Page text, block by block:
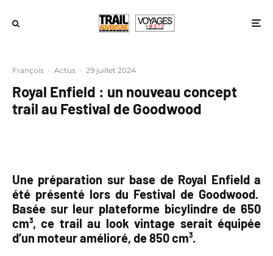
François · Actus · 29 juillet 2024
Royal Enfield : un nouveau concept
trail au Festival de Goodwood
Une préparation sur base de Royal Enfield a
été présenté lors du Festival de Goodwood.
Basée sur leur plateforme bicylindre de 650
cm³, ce trail au look vintage serait équipée
d’un moteur amélioré, de 850 cm³.